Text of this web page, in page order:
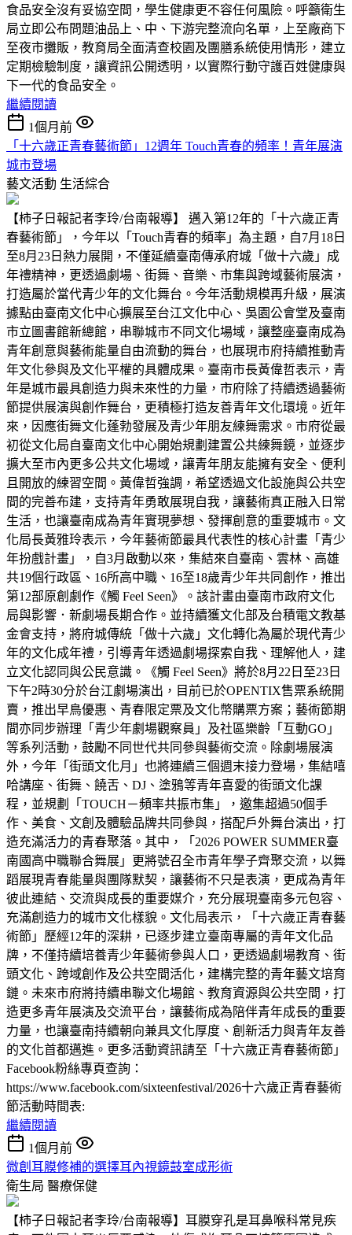
食品安全沒有妥協空間，學生健康更不容任何風險。呼籲衛生
局立即公布問題油品上、中、下游完整流向名單，上至廠商下
至夜市攤販，教育局全面清查校園及團膳系統使用情形，建立
定期檢驗制度，讓資訊公開透明，以實際行動守護百姓健康與
下一代的食品安全。
繼續閱讀
1個月前
「十六歲正青春藝術節」12週年 Touch青春的頻率！青年展演
城市登場
藝文活動 生活綜合
【柿子日報記者李玲/台南報導】 邁入第12年的「十六歲正青
春藝術節」，今年以「Touch青春的頻率」為主題，自7月18日
至8月23日熱力展開，不僅延續臺南傳承府城「做十六歲」成
年禮精神，更透過劇場、街舞、音樂、市集與跨域藝術展演，
打造屬於當代青少年的文化舞台。今年活動規模再升級，展演
據點由臺南文化中心擴展至台江文化中心、吳園公會堂及臺南
市立圖書館新總館，串聯城市不同文化場域，讓整座臺南成為
青年創意與藝術能量自由流動的舞台，也展現市府持續推動青
年文化參與及文化平權的具體成果。臺南市長黃偉哲表示，青
年是城市最具創造力與未來性的力量，市府除了持續透過藝術
節提供展演與創作舞台，更積極打造友善青年文化環境。近年
來，因應街舞文化蓬勃發展及青少年朋友練舞需求。市府從最
初從文化局自臺南文化中心開始規劃建置公共練舞鏡，並逐步
擴大至市內更多公共文化場域，讓青年朋友能擁有安全、便利
且開放的練習空間。黃偉哲強調，希望透過文化設施與公共空
間的完善布建，支持青年勇敢展現自我，讓藝術真正融入日常
生活，也讓臺南成為青年實現夢想、發揮創意的重要城市。文
化局長黃雅玲表示，今年藝術節最具代表性的核心計畫「青少
年扮戲計畫」，自3月啟動以來，集結來自臺南、雲林、高雄
共19個行政區、16所高中職、16至18歲青少年共同創作，推出
第12部原創劇作《觸 Feel Seen》。該計畫由臺南市政府文化
局與影響．新劇場長期合作。並持續獲文化部及台積電文教基
金會支持，將府城傳統「做十六歲」文化轉化為屬於現代青少
年的文化成年禮，引導青年透過劇場探索自我、理解他人，建
立文化認同與公民意識。《觸 Feel Seen》將於8月22日至23日
下午2時30分於台江劇場演出，目前已於OPENTIX售票系統開
賣，推出早鳥優惠、青春限定票及文化幣購票方案；藝術節期
間亦同步辦理「青少年劇場觀察員」及社區樂齡「互動GO」
等系列活動，鼓勵不同世代共同參與藝術交流。除劇場展演
外，今年「街頭文化月」也將連續三個週末接力登場，集結嘻
哈講座、街舞、饒舌、DJ、塗鴉等青年喜愛的街頭文化課
程，並規劃「TOUCH－頻率共振市集」，邀集超過50個手
作、美食、文創及體驗品牌共同參與，搭配戶外舞台演出，打
造充滿活力的青春聚落。其中，「2026 POWER SUMMER臺
南國高中職聯合舞展」更將號召全市青年學子齊聚交流，以舞
蹈展現青春能量與團隊默契，讓藝術不只是表演，更成為青年
彼此連結、交流與成長的重要媒介，充分展現臺南多元包容、
充滿創造力的城市文化樣貌。文化局表示，「十六歲正青春藝
術節」歷經12年的深耕，已逐步建立臺南專屬的青年文化品
牌，不僅持續培養青少年藝術參與人口，更透過劇場教育、街
頭文化、跨域創作及公共空間活化，建構完整的青年藝文培育
鏈。未來市府將持續串聯文化場館、教育資源與公共空間，打
造更多青年展演及交流平台，讓藝術成為陪伴青年成長的重要
力量，也讓臺南持續朝向兼具文化厚度、創新活力與青年友善
的文化首都邁進。更多活動資訊請至「十六歲正青春藝術節」
Facebook粉絲專頁查詢：
https://www.facebook.com/sixteenfestival/2026十六歲正青春藝術
節活動時間表:
繼續閱讀
1個月前
微創耳膜修補的選擇耳內視鏡鼓室成形術
衛生局 醫療保健
【柿子日報記者李玲/台南報導】耳膜穿孔是耳鼻喉科常見疾